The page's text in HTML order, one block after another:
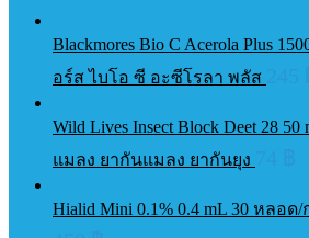
Blackmores Bio C Acerola Plus
อร์ส ไบโอ ซี อะซีโรลา พลัส
Wild Lives Insect Block Deet 28
แมลง ยากันแมลง ยากันยุง
Hialid Mini 0.1% 0.4 mL 30 หลอด/